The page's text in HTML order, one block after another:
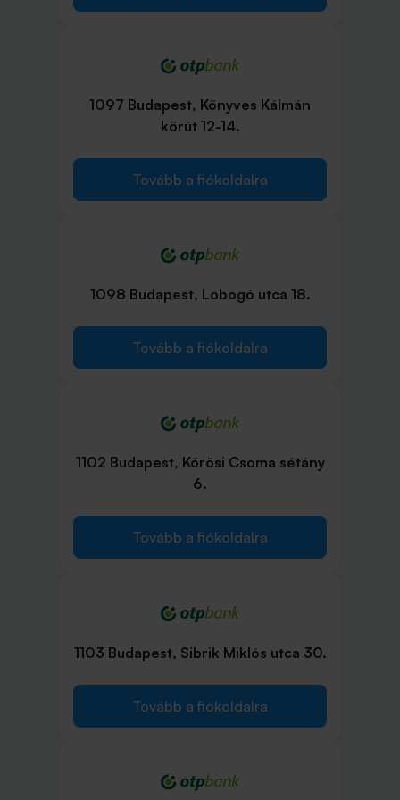
1097 Budapest, Könyves Kálmán
körút 12-14.
Tovább a fiókoldalra
1098 Budapest, Lobogó utca 18.
Tovább a fiókoldalra
1102 Budapest, Kőrösi Csoma sétány
6.
Tovább a fiókoldalra
1103 Budapest, Sibrik Miklós utca 30.
Tovább a fiókoldalra